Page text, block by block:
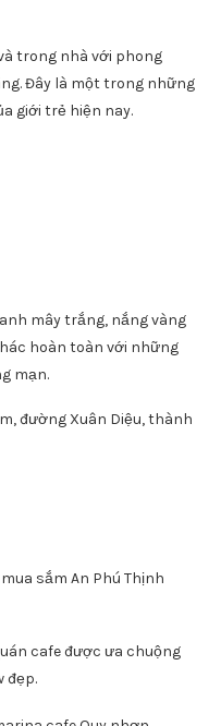
mây trắng, nắng vàng
hoàn toàn với những
mạn.
đường Xuân Diệu, thành